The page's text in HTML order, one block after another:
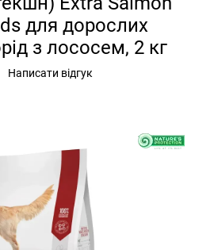
для дорослих
з лососем, 2 кг
Написати відгук